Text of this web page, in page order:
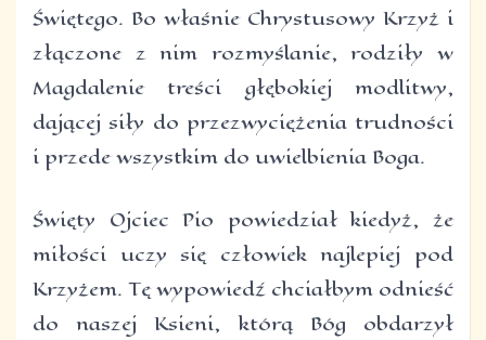
Świętego. Bo właśnie Chrystusowy Krzyż i
złączone z nim rozmyślanie, rodziły w
Magdalenie treści głębokiej modlitwy,
dającej siły do przezwyciężenia trudności
i przede wszystkim do uwielbienia Boga.
Święty Ojciec Pio powiedział kiedyż, że
miłości uczy się człowiek najlepiej pod
Krzyżem. Tę wypowiedź chciałbym odnieść
do naszej Ksieni, którą Bóg obdarzył